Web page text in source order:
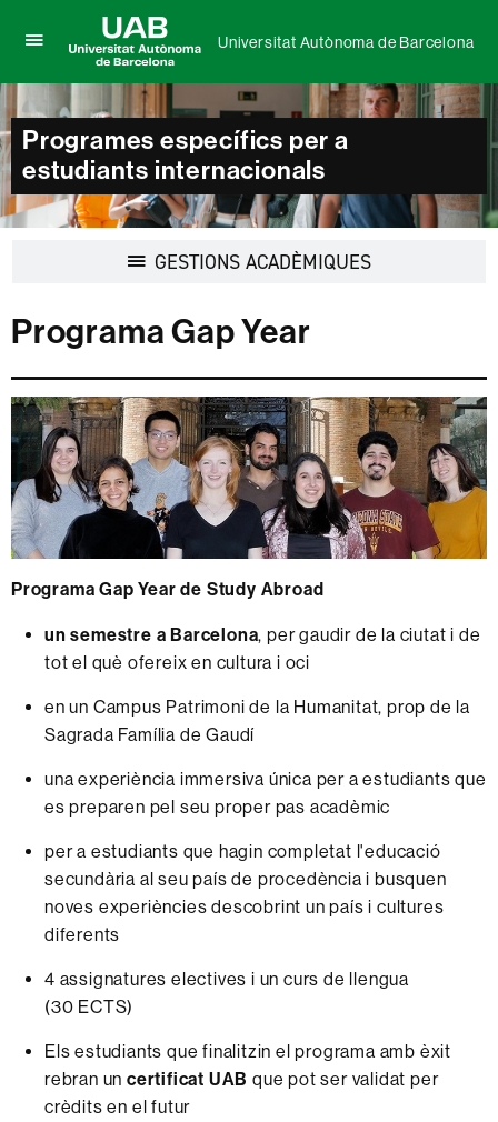
per
desplegar
el
menú
de
Autònoma
Autònoma
de
Barcelona
Universitat Autònoma de Barcelona
Programes específics per a
estudiants internacionals
GESTIONS ACADÈMIQUESDesplegar
Programa Gap Year
Programa Gap Year de Study Abroad
un semestre a Barcelona, per gaudir de la ciutat i de
tot el què ofereix en cultura i oci
en un Campus Patrimoni de la Humanitat, prop de la
Sagrada Família de Gaudí
una experiència immersiva única per a estudiants que
es preparen pel seu proper pas acadèmic
per a estudiants que hagin completat l'educació
secundària al seu país de procedència i busquen
noves experiències descobrint un país i cultures
diferents
4 assignatures electives i un curs de llengua
(30 ECTS)
Els estudiants que finalitzin el programa amb èxit
rebran un certificat UAB que pot ser validat per
crèdits en el futur